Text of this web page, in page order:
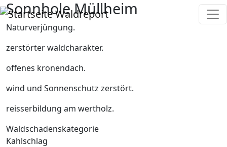
Direkt zum Inhalt
Waldreport
Sonnhole Müllheim
Naturverjüngung.
zerstörter waldcharakter.
offenes kronendach.
wind und Sonnenschutz zerstört.
reisserbildung am wertholz.
Waldschadenskategorie
Kahlschlag